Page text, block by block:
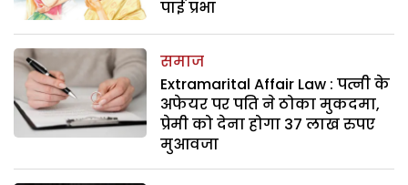
पाई प्रभा
समाज
Extramarital Affair Law : पत्नी के
अफेयर पर पति ने ठोका मुकदमा,
प्रेमी को देना होगा 37 लाख रुपए
मुआवजा